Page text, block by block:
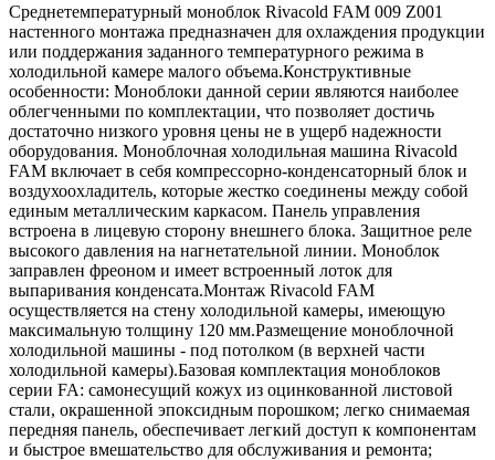
Среднетемпературный моноблок Rivacold FAM 009 Z001
настенного монтажа предназначен для охлаждения продукции
или поддержания заданного температурного режима в
холодильной камере малого объема.Конструктивные
особенности: Моноблоки данной серии являются наиболее
облегченными по комплектации, что позволяет достичь
достаточно низкого уровня цены не в ущерб надежности
оборудования. Моноблочная холодильная машина Rivacold
FAM включает в себя компрессорно-конденсаторный блок и
воздухоохладитель, которые жестко соединены между собой
единым металлическим каркасом. Панель управления
встроена в лицевую сторону внешнего блока. Защитное реле
высокого давления на нагнетательной линии. Моноблок
заправлен фреоном и имеет встроенный лоток для
выпаривания конденсата.Монтаж Rivacold FAM
осуществляется на стену холодильной камеры, имеющую
максимальную толщину 120 мм.Размещение моноблочной
холодильной машины - под потолком (в верхней части
холодильной камеры).Базовая комплектация моноблоков
серии FA: самонесущий кожух из оцинкованной листовой
стали, окрашенной эпоксидным порошком; легко снимаемая
передняя панель, обеспечивает легкий доступ к компонентам
и быстрое вмешательство для обслуживания и ремонта;